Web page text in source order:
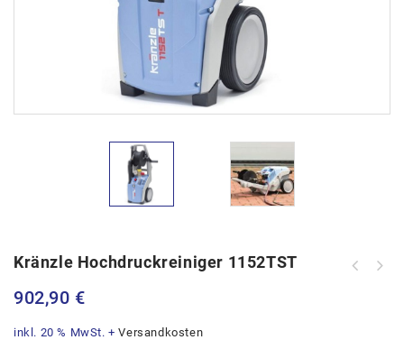
Kränzle Hochdruckreiniger 1152TST
902,90 €
inkl. 20 % MwSt. +Versandkosten